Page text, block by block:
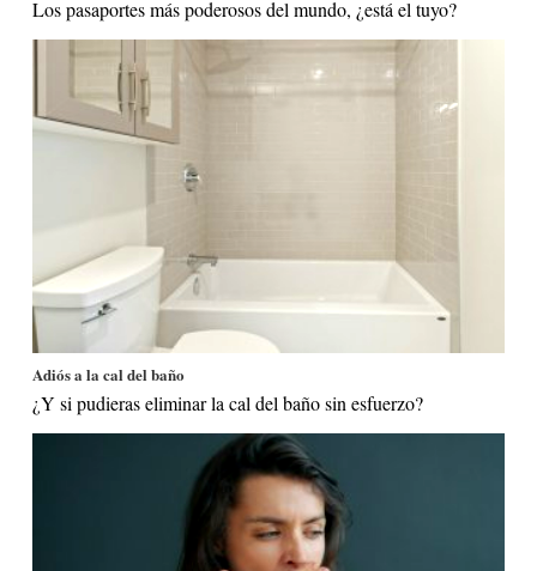
Los pasaportes más poderosos del mundo, ¿está el tuyo?
Adiós a la cal del baño
¿Y si pudieras eliminar la cal del baño sin esfuerzo?